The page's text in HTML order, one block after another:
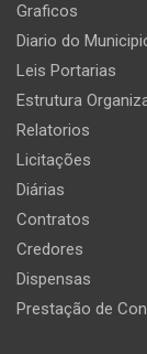
Graficos
Diario do
Leis Portarias
Estrutura
Relatorios
Licitações
Diárias
Contratos
Credores
Dispensas
Prestação de